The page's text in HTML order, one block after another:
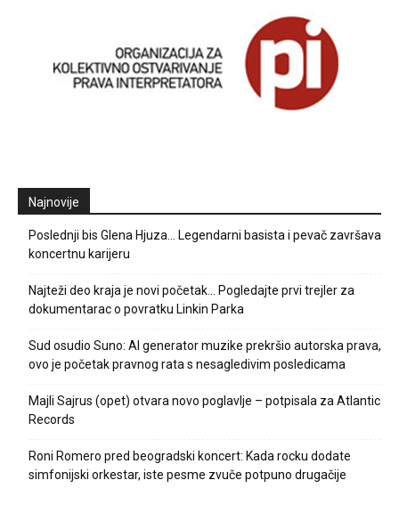
Najnovije
Poslednji bis Glena Hjuza… Legendarni basista i pevač završava
koncertnu karijeru
Najteži deo kraja je novi početak… Pogledajte prvi trejler za
dokumentarac o povratku Linkin Parka
Sud osudio Suno: AI generator muzike prekršio autorska prava,
ovo je početak pravnog rata s nesagledivim posledicama
Majli Sajrus (opet) otvara novo poglavlje – potpisala za Atlantic
Records
Roni Romero pred beogradski koncert: Kada rocku dodate
simfonijski orkestar, iste pesme zvuče potpuno drugačije